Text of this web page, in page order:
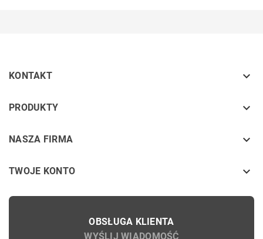
KONTAKT 
PRODUKTY keyboard_arrow_down
NASZA FIRMA keyboard_arrow_down
TWOJE KONTO 
OBSŁUGA KLIENTA
WYŚLIJ WIADOMOŚĆ